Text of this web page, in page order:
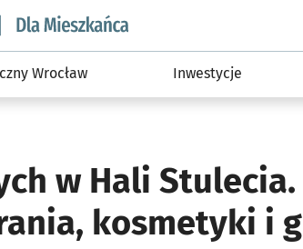
wroclaw.pl podserwis: Dla mieszkańca
Wrocław Inwestycje
w Hali Stulecia.
kosmetyki i